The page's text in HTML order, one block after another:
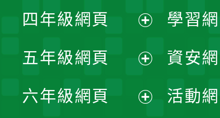
單
選
單
開
選
單
四年級網頁
開
選
五年級網頁
開
六年級網頁
學習
資安
活動